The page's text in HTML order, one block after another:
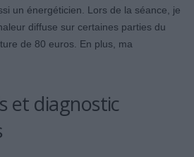
un énergéticien. Lors de la séance, je
diffuse sur certaines parties du
de 80 euros. En plus, ma
et diagnostic